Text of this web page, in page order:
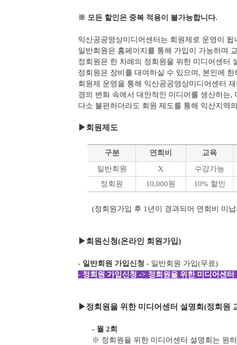
※ 모든 할인은 중복 적용이 불가능합니다.
익산공공영상미디어센터는 회원제로 운영이
일반회원은 홈페이지를 통해 가입이 가능하며
정회원은 한 차례의 정회원을 위한 미디어센터
정회원은 장비를 대여하실 수 있으며, 본인에
회원제 운영을 통해 익산공공영상미디어센터
경의 변화 속에서 대안적인 미디어를 생산하는,
다소 불편하더라도 회원 제도를 통해 익산지역
▶회원제도
구분 연회비 교육
일반회원
X 수강가능
정회원
10,000원 10% 할인
(정회원가입 후 1년이 경과되어 연회비 미
▶회원신청(온라인 회원가입)
- 일반회원 가입신청 - 일반회원 가입(무료)
- 정회원 가입신청 -> 정회원을 위한 미디어센
▶정회원을 위한 미디어센터 설명회(정회원
- 월 2회
※ 정회원을 위한 미디어센터 설명회는 원